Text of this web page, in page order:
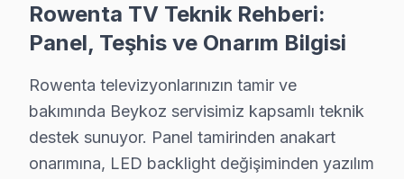
Çiğdem Mahallesi'nde, Rowenta televizyon tamiri
Çubuklu'da Rowenta TV Servisi
Çubuklu’da Rowenta TV onarım hizmeti alırken,
Dereseki'de Rowenta TV Servisi
Dereseki Mahallesi sakinleri için Rowenta ekran tamiri
Rowenta TV Teknik Rehberi:
Panel, Teşhis ve Onarım Bilgisi
Rowenta televizyonlarınızın tamir ve
bakımında Beykoz servisimiz kapsamlı teknik
destek sunuyor. Panel tamirinden anakart
onarımına, LED backlight değişiminden yazılım